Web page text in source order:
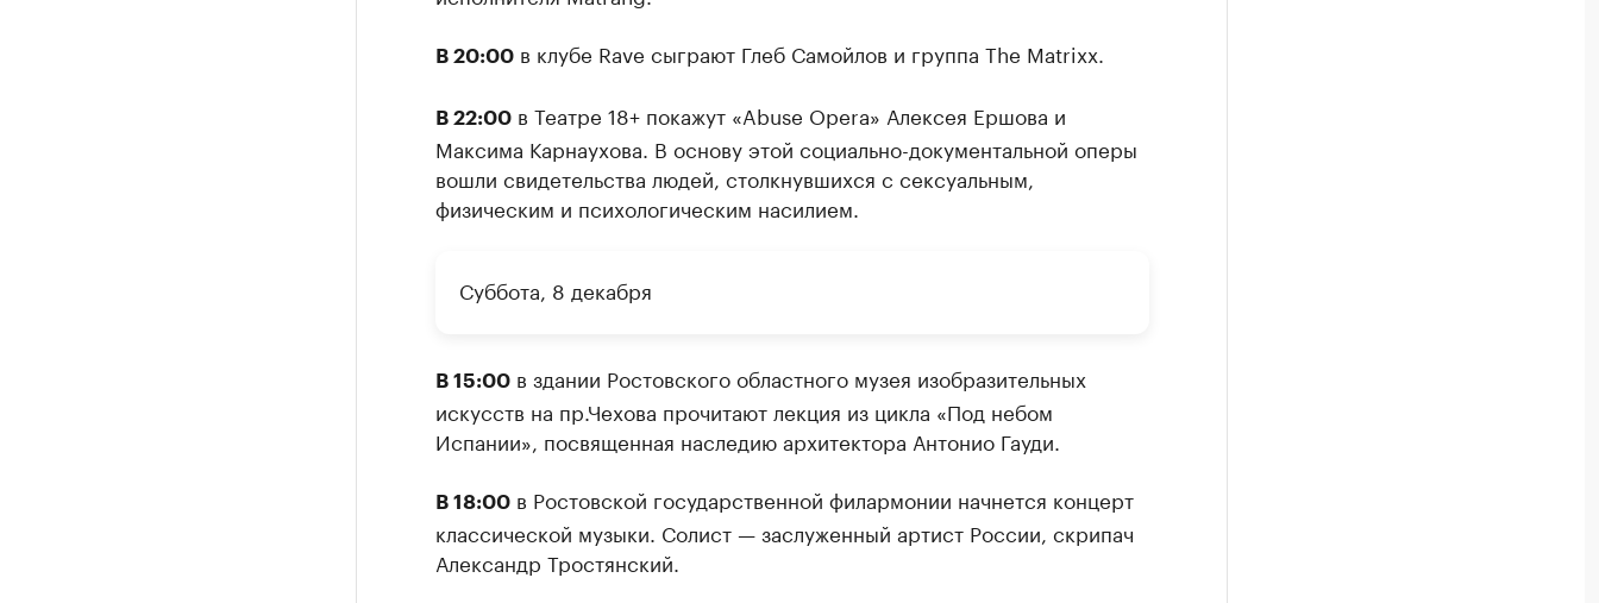
В 20:00в клубе Rave сыграют Глеб Самойлов и группа The Matrixx.
В 22:00в Театре 18+ покажут «Abuse Opera» Алексея Ершова и
Максима Карнаухова. В основу этой социально-документальной оперы
вошли свидетельства людей, столкнувшихся с сексуальным,
физическим и психологическим насилием.
Суббота, 8 декабря
В 15:00в здании Ростовского областного музея изобразительных
искусств на пр.Чехова прочитают лекция из цикла «Под небом
Испании», посвященная наследию архитектора Антонио Гауди.
В 18:00в Ростовской государственной филармонии начнется концерт
классической музыки. Солист — заслуженный артист России, скрипач
Александр Тростянский.